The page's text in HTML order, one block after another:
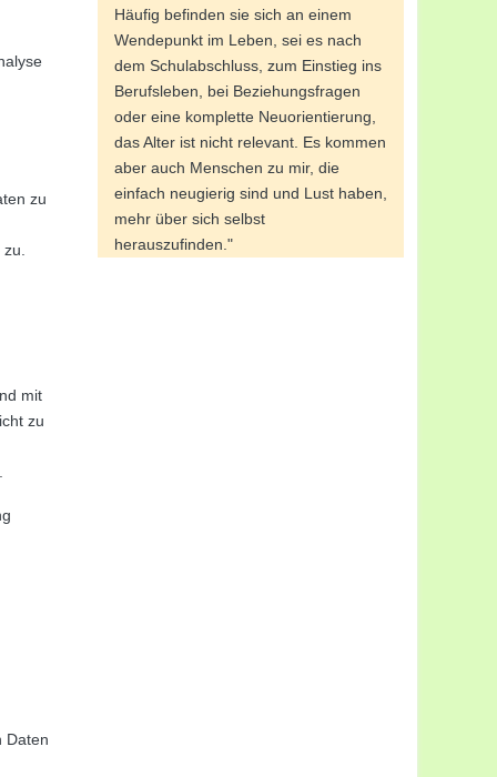
zu
zu.
mit
zu
Daten
Häufig befinden sie sich an einem
Wendepunkt im Leben, sei es nach
dem Schulabschluss, zum Einstieg ins
Berufsleben, bei Beziehungsfragen
oder eine komplette Neuorientierung,
das Alter ist nicht relevant. Es kommen
aber auch Menschen zu mir, die
einfach neugierig sind und Lust haben,
mehr über sich selbst
herauszufinden."